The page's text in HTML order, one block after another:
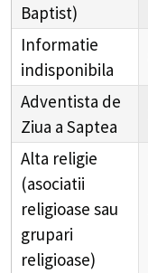
Baptist)
Informatie
indisponibila
Adventista de
Ziua a Saptea
Alta religie
(asociatii
religioase sau
grupari
religioase)